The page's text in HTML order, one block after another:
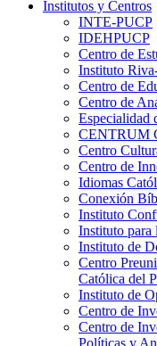
Institutos y Centros
INTE-PUCP
IDEHPUCP
Centro de
Instituto
Centro de
Centro de
Especialidad
CENTRUM
Centro
Centro de
Idiomas
Conexión
Instituto
Instituto para
Instituto de
Centro
Católica del
Instituto de
Centro de
Centro de
Políticas y